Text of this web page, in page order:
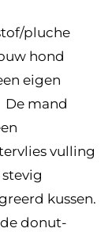
pluche
hond
eigen
De mand
vulling
kussen.
donut-